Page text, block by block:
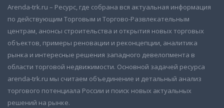
Arenda-trk.ru – Ресурс, где собрана вся актуальная информация
по действующим Торговым и Торгово-Развлекательным
центрам, анонсы строительства и открытия новых торговых
объектов, примеры реновации и реконцепции, аналитика
рынка и интересные решения западного девелопмента в
области торговой недвижимости. Основной задачей ресурса
arenda-trk.ru мы считаем объединение и детальный анализ
торгового потенциала России и поиск новых актуальных
решений на рынке.